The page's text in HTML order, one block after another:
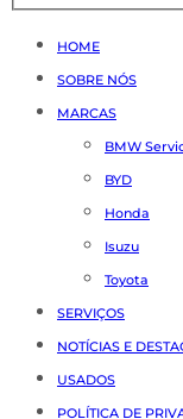
HOME
SOBRE NÓS
MARCAS
BMW
BYD
Honda
Isuzu
Toyota
SERVIÇOS
NOTÍCIAS E
USADOS
POLÍTICA DE